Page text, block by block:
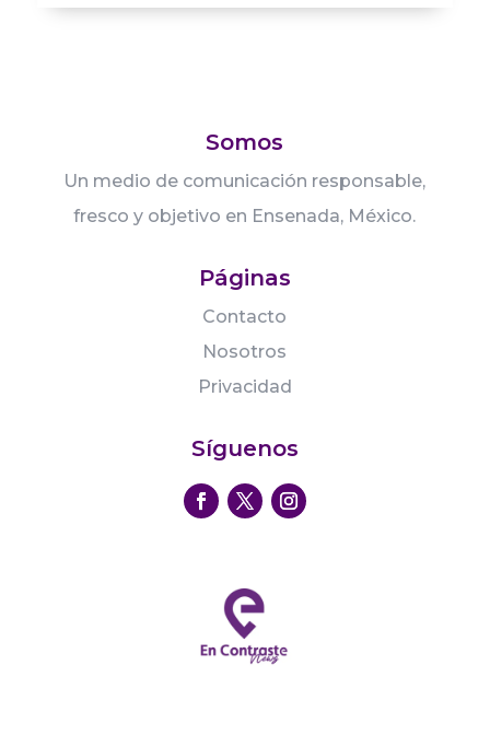
Somos
Un medio de comunicación responsable,
fresco y objetivo en Ensenada, México.
Páginas
Contacto
Nosotros
Privacidad
Síguenos